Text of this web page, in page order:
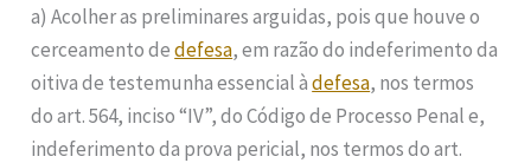
a) Acolher as preliminares arguidas, pois que houve o
cerceamento dedefesa, em razão do indeferimento da
oitiva de testemunha essencial àdefesa, nos termos
do art. 564, inciso “IV”, do Código de Processo Penal e,
indeferimento da prova pericial, nos termos do art.